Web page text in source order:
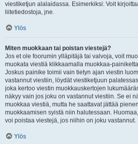
viestiketjun alalaidassa. Esimerkiksi: Voit
liitetiedostoja, jne.
Ylös
Miten muokkaan tai poistan viestejä?
Jos et ole foorumin ylläpitäjä tai valvoja, voit
muokata viestiä klikkaamalla muokkaa-
Joskus painike toimii vain tietyn ajan viestin
vastannut viestiin, löydät viestiketjuun
joka kertoo viestin muokkauskertojen
näkyy vain jos joku on vastannut viestiin. Se ei
muokkaa viestiä, mutta he saattavat jättää
muokkaamisen syistä niin halutessaan.
voi poistaa viestejä, jos niihin on joku vastannut.
Ylös